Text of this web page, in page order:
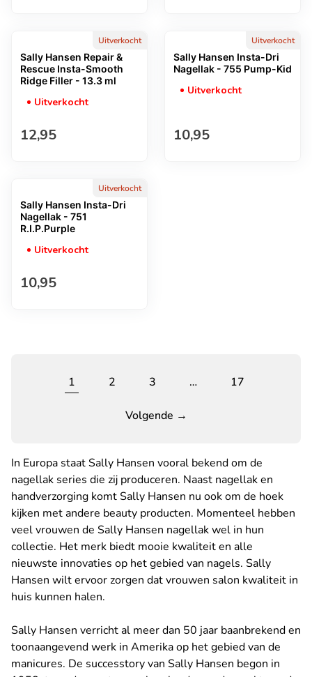
Uitverkocht
Sally Hansen Repair &
Rescue Insta-Smooth
Ridge Filler - 13.3 ml
Uitverkocht
Normale prijs
12,95
Uitverkocht
Sally Hansen Insta-Dri
Nagellak - 755 Pump-Kid
Uitverkocht
Normale prijs
10,95
Uitverkocht
Sally Hansen Insta-Dri
Nagellak - 751
R.I.P.Purple
Uitverkocht
Normale prijs
10,95
1 2 3 … 17
Volgende →
In Europa staat Sally Hansen vooral bekend om de
nagellak series die zij produceren. Naast nagellak en
handverzorging komt Sally Hansen nu ook om de hoek
kijken met andere beauty producten. Momenteel hebben
veel vrouwen de Sally Hansen nagellak wel in hun
collectie. Het merk biedt mooie kwaliteit en alle
nieuwste innovaties op het gebied van nagels. Sally
Hansen wilt ervoor zorgen dat vrouwen salon kwaliteit in
huis kunnen halen.
Sally Hansen verricht al meer dan 50 jaar baanbrekend en
toonaangevend werk in Amerika op het gebied van de
manicures. De successtory van Sally Hansen begon in